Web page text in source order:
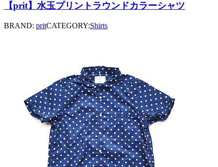
【prit】水玉プリントラウンドカラーシャツ
BRAND: pritCATEGORY:Shirts